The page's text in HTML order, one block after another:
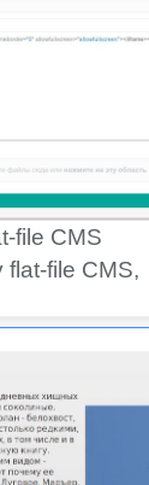
file CMS
flat-file CMS,